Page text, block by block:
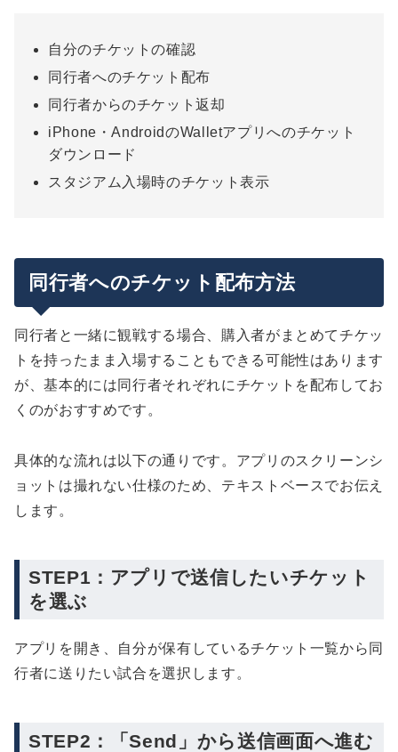
自分のチケットの確認
同行者へのチケット配布
同行者からのチケット返却
iPhone・AndroidのWalletアプリへのチケット
ダウンロード
スタジアム入場時のチケット表示
同行者へのチケット配布方法
同行者と一緒に観戦する場合、購入者がまとめてチケッ
トを持ったまま入場することもできる可能性はあります
が、基本的には同行者それぞれにチケットを配布してお
くのがおすすめです。
具体的な流れは以下の通りです。アプリのスクリーンシ
ョットは撮れない仕様のため、テキストベースでお伝え
します。
STEP1：アプリで送信したいチケット
を選ぶ
アプリを開き、自分が保有しているチケット一覧から同
行者に送りたい試合を選択します。
STEP2：「Send」から送信画面へ進む